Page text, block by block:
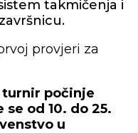
takmičenja i
počinje
od 10. do 25.
u